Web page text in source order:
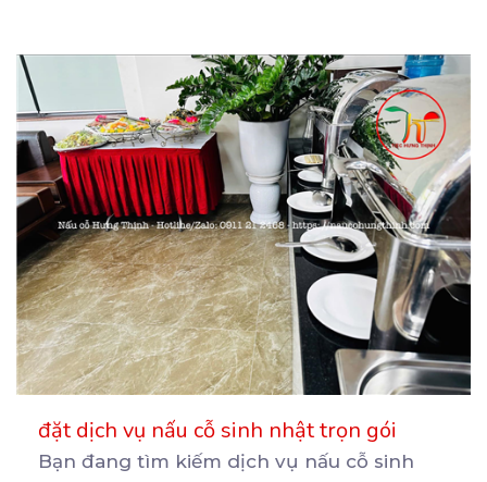
đặt dịch vụ nấu cỗ sinh nhật trọn gói
Bạn đang tìm kiếm dịch vụ nấu cỗ sinh